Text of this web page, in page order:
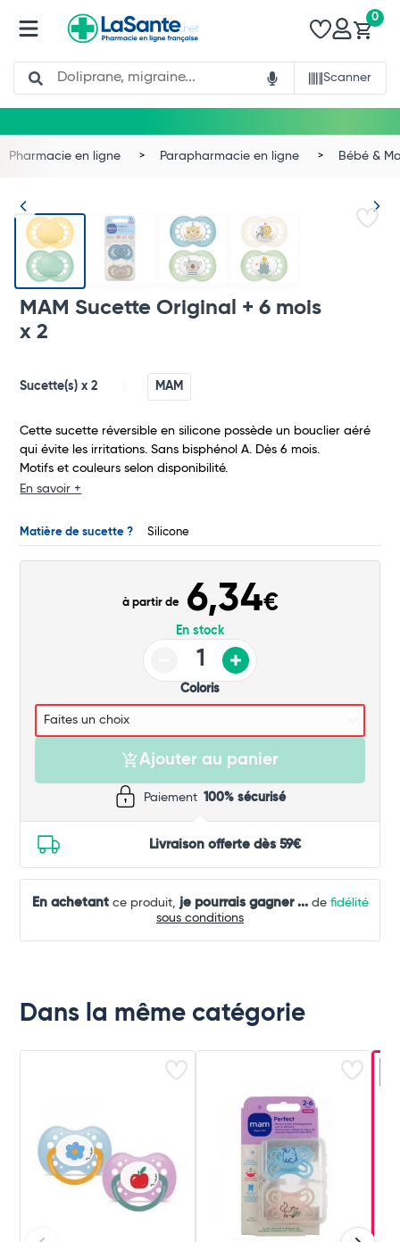
Search
Scanner
0
Total
Commander
Pharmacie en ligne Parapharmacie en ligne Bébé &
MAM Sucette Original + 6 mois
x 2
Sucette(s) x 2 MAM
Cette sucette réversible en silicone possède un bouclier aéré
qui évite les irritations. Sans bisphénol A. Dès 6 mois.
Motifs et couleurs selon disponibilité.
En savoir +
Matière de sucette ? Silicone
à partir de 6,34€
En stock
Coloris
Ajouter au panier
Paiement 100% sécurisé
Livraison offerte dès 59€
En achetantce produit, je pourrais gagner ...de fidélité
sous conditions
Dans la même catégorie